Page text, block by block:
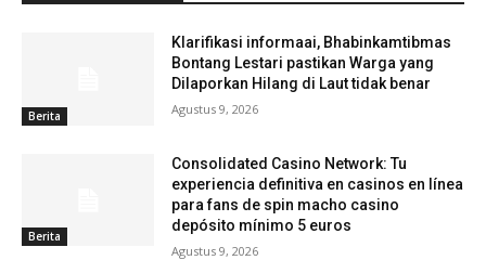
Berita
Klarifikasi informaai, Bhabinkamtibmas
Bontang Lestari pastikan Warga yang
Dilaporkan Hilang di Laut tidak benar
Agustus 9, 2026
Berita
Consolidated Casino Network: Tu
experiencia definitiva en casinos en línea
para fans de spin macho casino
depósito mínimo 5 euros
Agustus 9, 2026